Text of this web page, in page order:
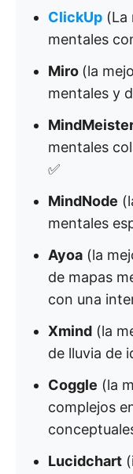
ClickUp (La
mentales
Miro (la
mentales y
mentales
✅
MindNode
mentales
Ayoa (la
de mapas
con una
Xmind (la
de lluvia de
Coggle (la
complejos
Lucidchart